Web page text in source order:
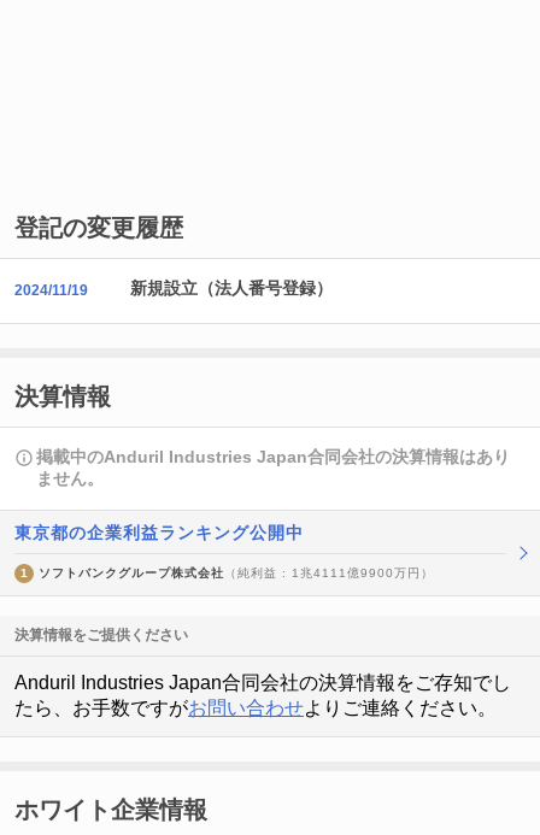
登記の変更履歴
2024/11/19 新規設立（法人番号登録）
決算情報
掲載中のAnduril Industries Japan合同会社の決算情報はあり
ません。
東京都の企業利益ランキング公開中
1 ソフトバンクグループ株式会社 （純利益 : 1兆4111億9900万円）
決算情報をご提供ください
Anduril Industries Japan合同会社の決算情報をご存知でし
たら、お手数ですがお問い合わせよりご連絡ください。
ホワイト企業情報